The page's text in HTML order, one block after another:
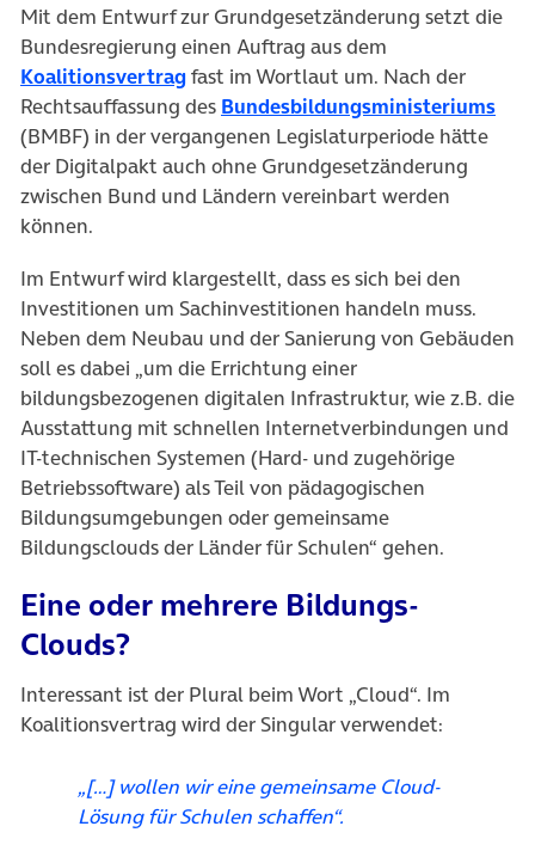
Mit dem Entwurf zur Grundgesetzänderung setzt die
Bundesregierung einen Auftrag aus dem
Koalitionsvertrag(öffnet in neuem Tab)
fast im Wortlaut um. Nach der
Rechtsauffassung des Bundesbildungsministeriums
(BMBF) in der vergangenen Legislaturperiode hätte
der Digitalpakt auch ohne Grundgesetzänderung
zwischen Bund und Ländern vereinbart werden
können.
Im Entwurf wird klargestellt, dass es sich bei den
Investitionen um Sachinvestitionen handeln muss.
Neben dem Neubau und der Sanierung von Gebäuden
soll es dabei „um die Errichtung einer
bildungsbezogenen digitalen Infrastruktur, wie z.B. die
Ausstattung mit schnellen Internetverbindungen und
IT-technischen Systemen (Hard- und zugehörige
Betriebssoftware) als Teil von pädagogischen
Bildungsumgebungen oder gemeinsame
Bildungsclouds der Länder für Schulen“ gehen.
Eine oder mehrere Bildungs-
Clouds?
Interessant ist der Plural beim Wort „Cloud“. Im
Koalitionsvertrag wird der Singular verwendet:
„[…] wollen wir eine gemeinsame Cloud-
Lösung für Schulen schaffen“.